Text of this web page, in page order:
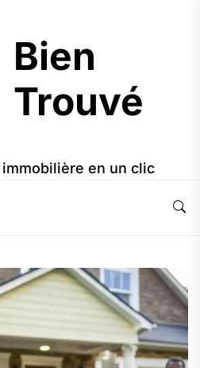
Bien
Trouvé
en un clic